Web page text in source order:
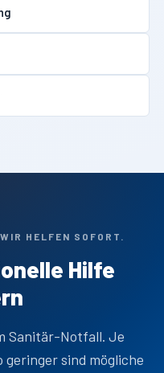
HELFEN SOFORT.
Hilfe
Sanitär-Notfall. Je
sind mögliche